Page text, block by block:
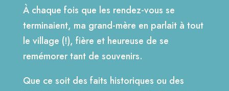
À chaque fois que les rendez-vous se
terminaient, ma grand-mère en parlait à tout
le village (!), fière et heureuse de se
remémorer tant de souvenirs.
Que ce soit des faits historiques ou des